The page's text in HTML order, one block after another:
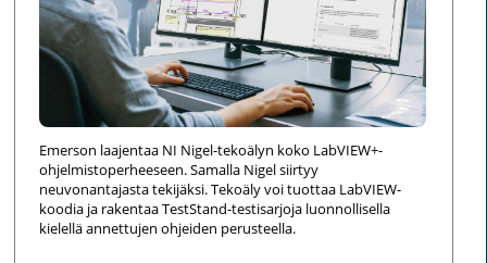
Emerson laajentaa NI Nigel-tekoälyn koko LabVIEW+-
ohjelmistoperheeseen. Samalla Nigel siirtyy
neuvonantajasta tekijäksi. Tekoäly voi tuottaa LabVIEW-
koodia ja rakentaa TestStand-testisarjoja luonnollisella
kielellä annettujen ohjeiden perusteella.